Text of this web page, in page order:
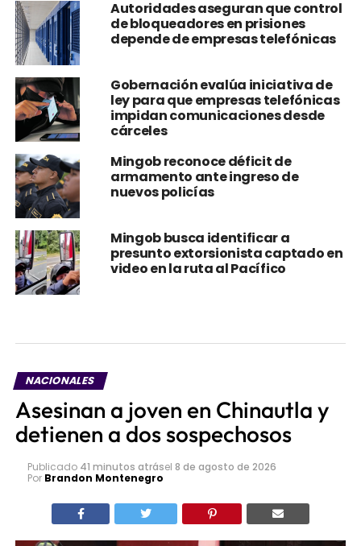
Autoridades aseguran que control
de bloqueadores en prisiones
depende de empresas telefónicas
Gobernación evalúa iniciativa de
ley para que empresas telefónicas
impidan comunicaciones desde
cárceles
Mingob reconoce déficit de
armamento ante ingreso de
nuevos policías
Mingob busca identificar a
presunto extorsionista captado en
video en la ruta al Pacífico
NACIONALES
Asesinan a joven en Chinautla y
detienen a dos sospechosos
Publicado 41 minutos atrásel 8 de agosto de 2026
Por Brandon Montenegro